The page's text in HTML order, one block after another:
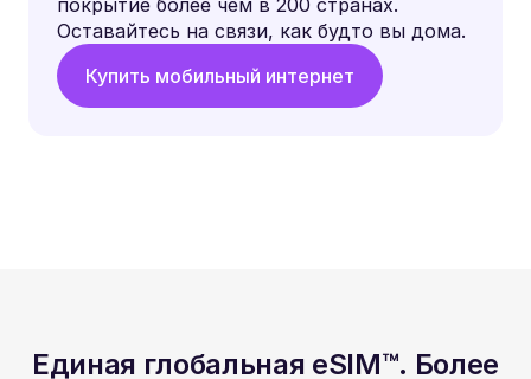
покрытие более чем в 200 странах.
Оставайтесь на связи, как будто вы дома.
Купить мобильный интернет
Единая глобальная eSIM™. Более